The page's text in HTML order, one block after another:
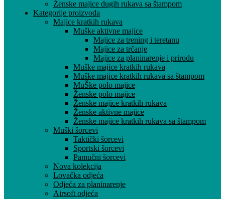
Ženske majice dugih rukava sa štampom
Kategorije proizvoda
Majice kratkih rukava
Muške aktivne majice
Majice za trening i teretanu
Majice za trčanje
Majice za planinarenje i prirodu
Muške majice kratkih rukava
Muške majice kratkih rukava sa štampom
MuŠke polo majice
Ženske polo majice
Ženske majice kratkih rukava
Ženske aktivne majice
Ženske majice kratkih rukava sa štampom
Muški šorcevi
Taktički šorcevi
Sportski šorcevi
Pamučni šorcevi
Nova kolekcija
Lovačka odjeća
Odjeća za planinarenje
Airsoft odjeća